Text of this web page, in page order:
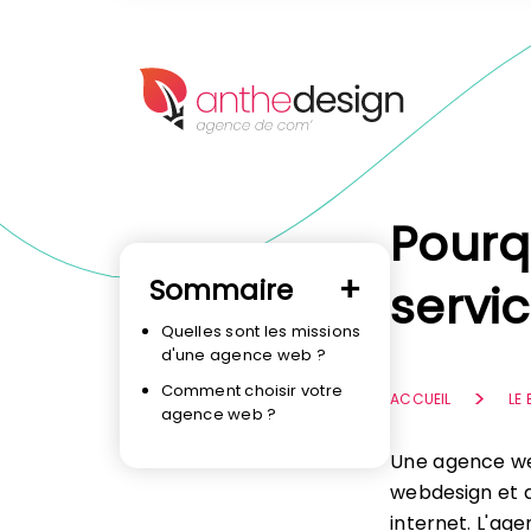
Sommaire
Quelles sont les missions
d'une agence web ?
Comment choisir votre
agence web ?
ACCUEIL LE
Une agence
webdesign et
internet.